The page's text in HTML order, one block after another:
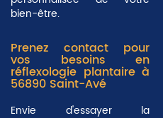
bien-être.
Prenez contact pour
vos besoins en
réflexologie plantaire à
56890 Saint-Avé
Envie d'essayer la